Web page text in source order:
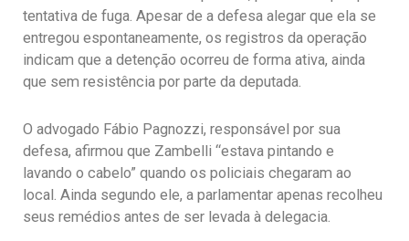
tentativa de fuga. Apesar de a defesa alegar que ela se
entregou espontaneamente, os registros da operação
indicam que a detenção ocorreu de forma ativa, ainda
que sem resistência por parte da deputada.
O advogado Fábio Pagnozzi, responsável por sua
defesa, afirmou que Zambelli “estava pintando e
lavando o cabelo” quando os policiais chegaram ao
local. Ainda segundo ele, a parlamentar apenas recolheu
seus remédios antes de ser levada à delegacia.